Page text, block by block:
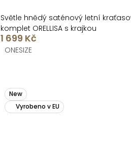
Světle hnědý saténový letní
komplet ORELLISA s krajkou
1 699 Kč
ONESIZE
New
Vyrobeno v EU